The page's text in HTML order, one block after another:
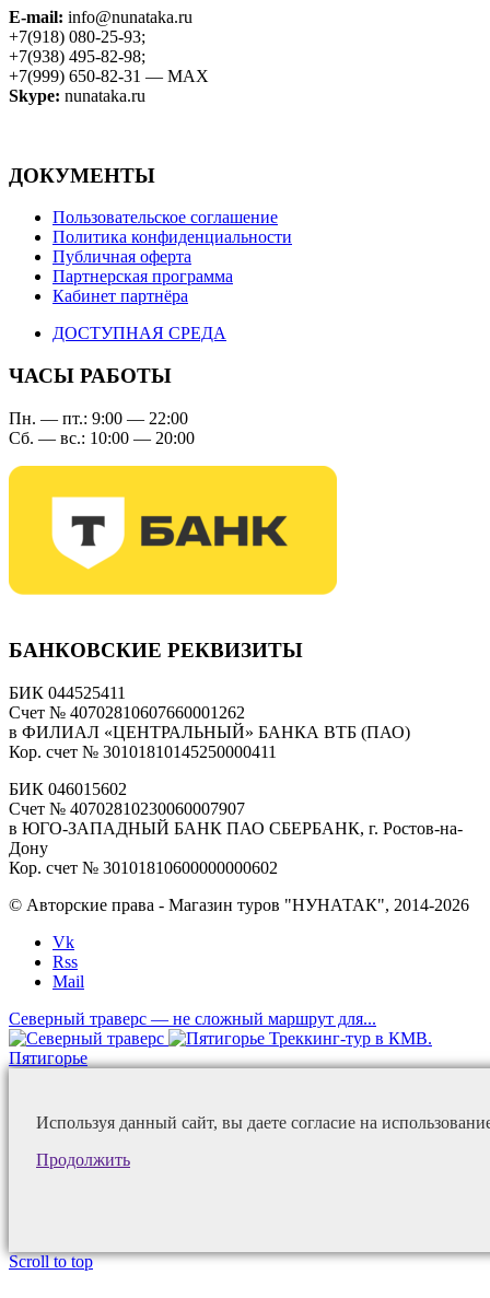
E-mail: info@nunataka.ru
+7(918) 080-25-93;
+7(938) 495-82-98;
+7(999) 650-82-31 — MAX
Skype: nunataka.ru
ДОКУМЕНТЫ
Пользовательское соглашение
Политика конфиденциальности
Публичная оферта
Партнерская программа
Кабинет партнёра
ДОСТУПНАЯ СРЕДА
ЧАСЫ РАБОТЫ
Пн. — пт.: 9:00 — 22:00
Сб. — вс.: 10:00 — 20:00
БАНКОВСКИЕ РЕКВИЗИТЫ
БИК 044525411
Счет № 40702810607660001262
в ФИЛИАЛ «ЦЕНТРАЛЬНЫЙ» БАНКА ВТБ (ПАО)
Кор. счет № 30101810145250000411
БИК 046015602
Счет № 40702810230060007907
в ЮГО-ЗАПАДНЫЙ БАНК ПАО СБЕРБАНК, г. Ростов-на-
Дону
Кор. счет № 30101810600000000602
© Авторские права - Магазин туров "НУНАТАК", 2014-2026
Vk
Rss
Mail
Северный траверс — не сложный маршрут для...
Треккинг-тур в КМВ.
Пятигорье
Используя данный сайт, вы даете согласие на
Продолжить
Scroll to top